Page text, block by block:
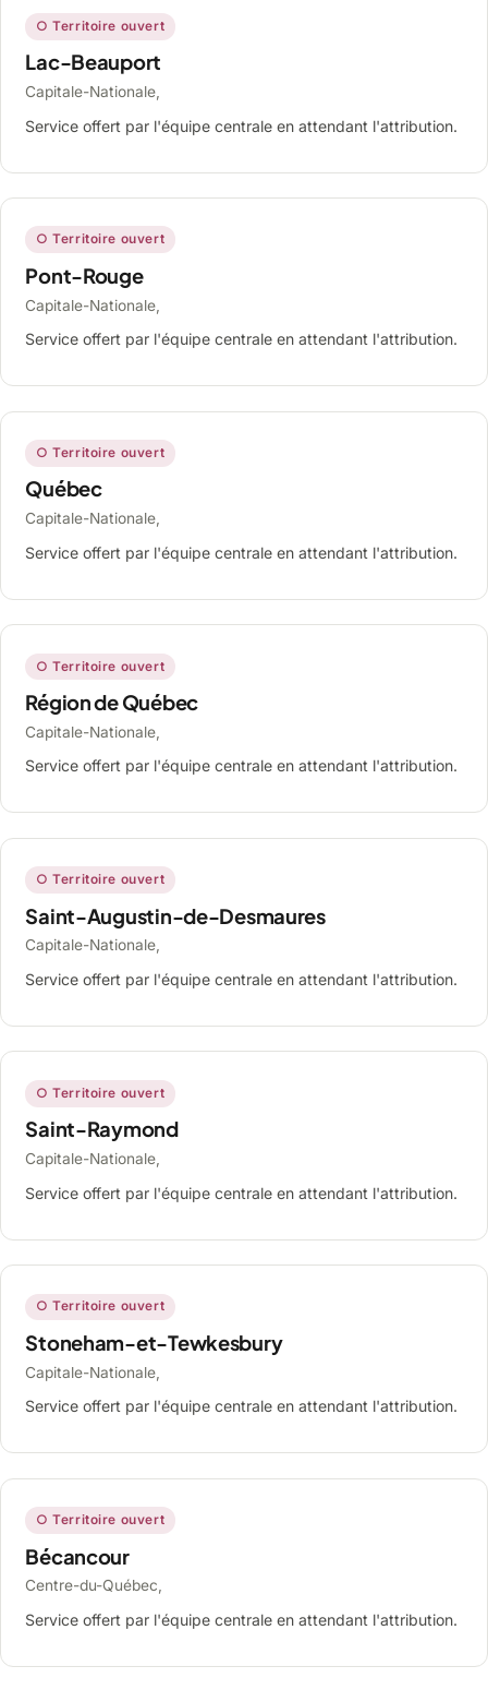
○ Territoire ouvert
Lac-Beauport
Capitale-Nationale,
Service offert par l'équipe centrale en attendant l'attribution.
○ Territoire ouvert
Pont-Rouge
Capitale-Nationale,
Service offert par l'équipe centrale en attendant l'attribution.
○ Territoire ouvert
Québec
Capitale-Nationale,
Service offert par l'équipe centrale en attendant l'attribution.
○ Territoire ouvert
Région de Québec
Capitale-Nationale,
Service offert par l'équipe centrale en attendant l'attribution.
○ Territoire ouvert
Saint-Augustin-de-Desmaures
Capitale-Nationale,
Service offert par l'équipe centrale en attendant l'attribution.
○ Territoire ouvert
Saint-Raymond
Capitale-Nationale,
Service offert par l'équipe centrale en attendant l'attribution.
○ Territoire ouvert
Stoneham-et-Tewkesbury
Capitale-Nationale,
Service offert par l'équipe centrale en attendant l'attribution.
○ Territoire ouvert
Bécancour
Centre-du-Québec,
Service offert par l'équipe centrale en attendant l'attribution.